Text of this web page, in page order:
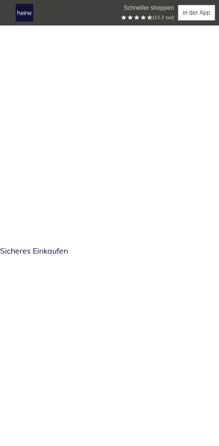
Schneller shoppen
(13.2 tsd)
in der App
Sicheres Einkaufen